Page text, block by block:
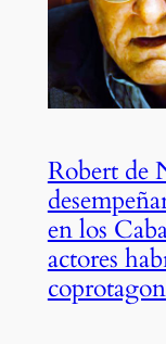
Robert de
en los
actores